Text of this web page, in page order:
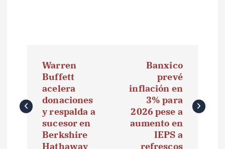
v
e
Warren
Buffett
acelera
donaciones
y respalda a
sucesor en
Berkshire
Hathaway
Banxico
prevé
inflación en
3% para
2026 pese a
aumento en
IEPS a
refrescos